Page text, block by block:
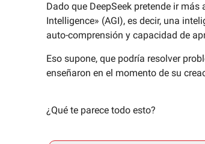
Dado que DeepSeek pretende ir
Intelligence» (AGI), es decir, una
auto-comprensión y capacidad de
Eso supone, que podría resolver
enseñaron en el momento de su
¿Qué te parece todo esto?